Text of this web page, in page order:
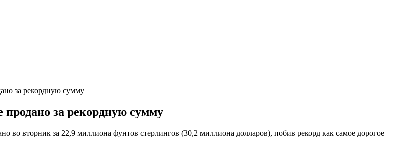
за рекордную сумму
за рекордную сумму
вторник за 22,9 миллиона фунтов стерлингов (30,2 миллиона долларов), побив рекорд как самое дорогое